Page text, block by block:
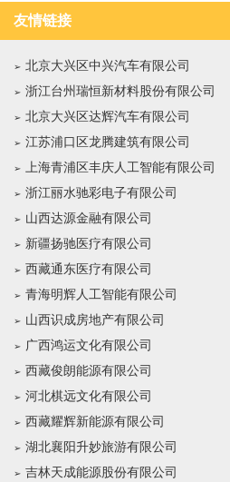
友情链接
北京大兴区中兴汽车有限公司
浙江台州瑞恒新材料股份有限公司
北京大兴区达辉汽车有限公司
江苏浦口区龙腾建筑有限公司
上海青浦区丰庆人工智能有限公司
浙江丽水驰彩电子有限公司
山西达源金融有限公司
新疆扬驰医疗有限公司
西藏通东医疗有限公司
青海明辉人工智能有限公司
山西识成房地产有限公司
广西鸿运文化有限公司
西藏俊朗能源有限公司
河北棋远文化有限公司
西藏耀辉新能源有限公司
湖北襄阳升妙旅游有限公司
吉林天成能源股份有限公司